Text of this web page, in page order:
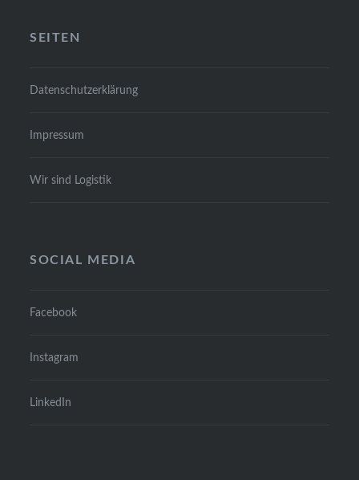
SEI­TEN
Daten­schutz­er­klä­rung
Impres­sum
Wir sind Logis­tik
SOCIAL MEDIA
Face­book
Insta­gram
Lin­ke­dIn